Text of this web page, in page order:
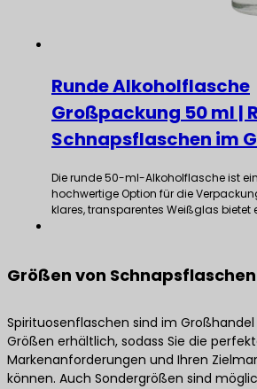
Runde Alkoholflasche
Großpackung 50 ml |
Schnapsflaschen im
Die runde 50-ml-Alkoholflasche ist
hochwertige Option für die
klares, transparentes Weißglas bietet
Größen von Schnapsflaschen
Spirituosenflaschen sind im
Größen erhältlich, sodass Sie die
Markenanforderungen und Ihren
können. Auch Sondergrößen sind